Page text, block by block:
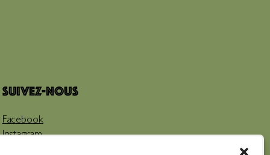
Suivez-nous
Facebook
Instagram